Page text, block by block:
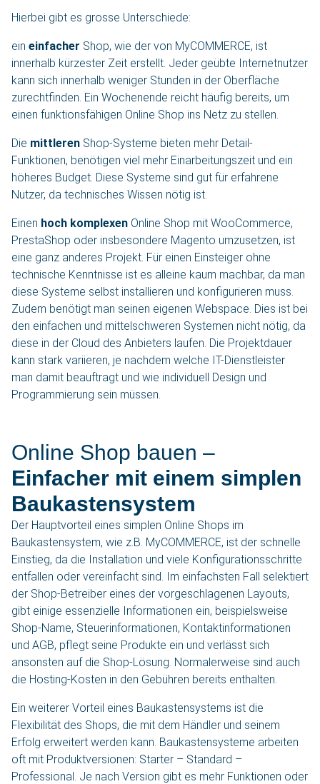
Hierbei gibt es grosse Unterschiede:
ein einfacher Shop, wie der von MyCOMMERCE, ist
innerhalb kürzester Zeit erstellt. Jeder geübte Internetnutzer
kann sich innerhalb weniger Stunden in der Oberfläche
zurechtfinden. Ein Wochenende reicht häufig bereits, um
einen funktionsfähigen Online Shop ins Netz zu stellen.
Die mittleren Shop-Systeme bieten mehr Detail-
Funktionen, benötigen viel mehr Einarbeitungszeit und ein
höheres Budget. Diese Systeme sind gut für erfahrene
Nutzer, da technisches Wissen nötig ist.
Einen hoch komplexen Online Shop mit WooCommerce,
PrestaShop oder insbesondere Magento umzusetzen, ist
eine ganz anderes Projekt. Für einen Einsteiger ohne
technische Kenntnisse ist es alleine kaum machbar, da man
diese Systeme selbst installieren und konfigurieren muss.
Zudem benötigt man seinen eigenen Webspace. Dies ist bei
den einfachen und mittelschweren Systemen nicht nötig, da
diese in der Cloud des Anbieters laufen. Die Projektdauer
kann stark variieren, je nachdem welche IT-Dienstleister
man damit beauftragt und wie individuell Design und
Programmierung sein müssen.
Online Shop bauen –
Einfacher mit einem simplen
Baukastensystem
Der Hauptvorteil eines simplen Online Shops im
Baukastensystem, wie z.B. MyCOMMERCE, ist der schnelle
Einstieg, da die Installation und viele Konfigurationsschritte
entfallen oder vereinfacht sind. Im einfachsten Fall selektiert
der Shop-Betreiber eines der vorgeschlagenen Layouts,
gibt einige essenzielle Informationen ein, beispielsweise
Shop-Name, Steuerinformationen, Kontaktinformationen
und AGB, pflegt seine Produkte ein und verlässt sich
ansonsten auf die Shop-Lösung. Normalerweise sind auch
die Hosting-Kosten in den Gebühren bereits enthalten.
Ein weiterer Vorteil eines Baukastensystems ist die
Flexibilität des Shops, die mit dem Händler und seinem
Erfolg erweitert werden kann. Baukastensysteme arbeiten
oft mit Produktversionen: Starter – Standard –
Professional. Je nach Version gibt es mehr Funktionen oder